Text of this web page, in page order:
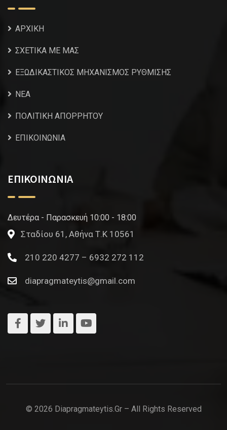
ΑΡΧΙΚΗ
ΣΧΕΤΙΚΑ ΜΕ ΜΑΣ
ΕΞΩΔΙΚΑΣΤΙΚΟΣ ΜΗΧΑΝΙΣΜΟΣ ΡΥΘΜΙΣΗΣ
NEA
ΠΟΛΙΤΙΚΗ ΑΠΟΡΡΗΤΟΥ
ΕΠΙΚΟΙΝΩΝΙΑ
ΕΠΙΚΟΙΝΩΝΙΑ
Δευτέρα - Παρασκευή 10:00 - 18:00
Σταδίου 61, Αθήνα Τ.Κ 10561
210 220 4277 – 6932 272 112
diapragmateytis@gmail.com
© 2026 Diapragmateytis.gr – All Rights Reserved